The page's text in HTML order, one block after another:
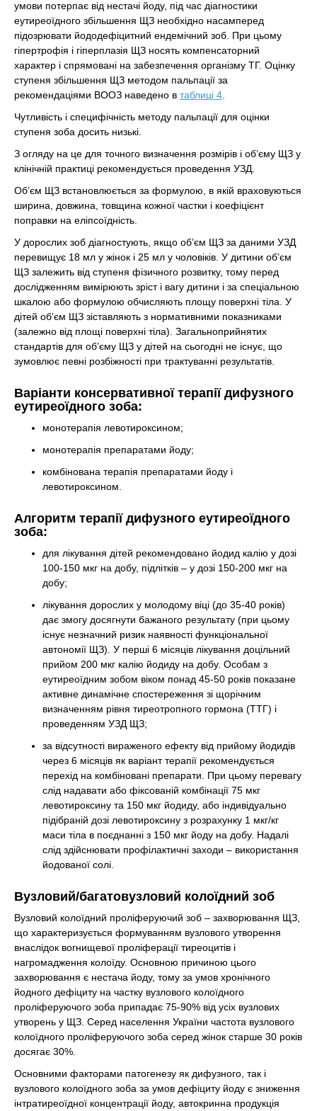
умови потерпає від нестачі йоду, під час діагностики
еутиреоїдного збільшення ЩЗ необхідно насамперед
підозрювати йододефіцитний ендемічний зоб. При цьому
гіпертрофія і гіперплазія ЩЗ носять компенсаторний
характер і спрямовані на забезпечення організму ТГ. Оцінку
ступеня збільшення ЩЗ методом пальпації за
рекомендаціями ВООЗ наведено в таблиці 4
Чутливість і специфічність методу пальпації для оцінки
ступеня зоба досить низькі.
З огляду на це для точного визначення розмірів і об’єму ЩЗ у
клінічній практиці рекомендується проведення УЗД.
Об’єм ЩЗ встановлюється за формулою, в якій враховуються
ширина, довжина, товщина кожної частки і коефіцієнт
поправки на еліпсоїдність.
У дорослих зоб діагностують, якщо об’єм ЩЗ за даними УЗД
перевищує 18 мл у жінок і 25 мл у чоловіків. У дитини об’єм
ЩЗ залежить від ступеня фізичного розвитку, тому перед
дослідженням вимірюють зріст і вагу дитини і за спеціальною
шкалою або формулою обчисляють площу поверхні тіла. У
дітей об’єм ЩЗ зіставляють з нормативними показниками
(залежно від площі поверхні тіла). Загальноприйнятих
стандартів для об’єму ЩЗ у дітей на сьогодні не існує, що
зумовлює певні розбіжності при трактуванні результатів.
Варіанти консервативної терапії дифузного
еутиреоїдного зоба:
монотерапія левотироксином;
монотерапія препаратами йоду;
комбінована терапія препаратами йоду і
левотироксином.
Алгоритм терапії дифузного еутиреоїдного
зоба:
для лікування дітей рекомендовано йодид калію у дозі
100-150 мкг на добу, підлітків – у дозі 150-200 мкг на
добу;
лікування дорослих у молодому віці (до 35-40 років)
дає змогу досягнути бажаного результату (при цьому
існує незначний ризик наявності функціональної
автономії ЩЗ). У перші 6 місяців лікування доцільний
прийом 200 мкг калію йодиду на добу. Особам з
еутиреоїдним зобом віком понад 45-50 років показане
активне динамічне спостереження зі щорічним
визначенням рівня тиреотропного гормона (ТТГ) і
проведенням УЗД ЩЗ;
за відсутності вираженого ефекту від прийому йодидів
через 6 місяців як варіант терапії рекомендується
перехід на комбіновані препарати. При цьому перевагу
слід надавати або фіксованій комбінації 75 мкг
левотироксину та 150 мкг йодиду, або індивідуально
підібраній дозі левотироксину з розрахунку 1 мкг/кг
маси тіла в поєднанні з 150 мкг йоду на добу. Надалі
слід здійснювати профілактичні заходи – використання
йодованої солі.
Вузловий/багатовузловий колоїдний зоб
Вузловий колоїдний проліферуючий зоб – захворювання ЩЗ,
що характеризується формуванням вузлового утворення
внаслідок вогнищевої проліферації тиреоцитів і
нагромадження колоїду. Основною причиною цього
захворювання є нестача йоду, тому за умов хронічного
йодного дефіциту на частку вузлового колоїдного
проліферуючого зоба припадає 75-90% від усіх вузлових
утворень у ЩЗ. Серед населення України частота вузлового
колоїдного проліферуючого зоба серед жінок старше 30 років
досягає 30%.
Основними факторами патогенезу як дифузного, так і
вузлового колоїдного зоба за умов дефіциту йоду є зниження
інтратиреоїдної концентрації йоду, автокринна продукція